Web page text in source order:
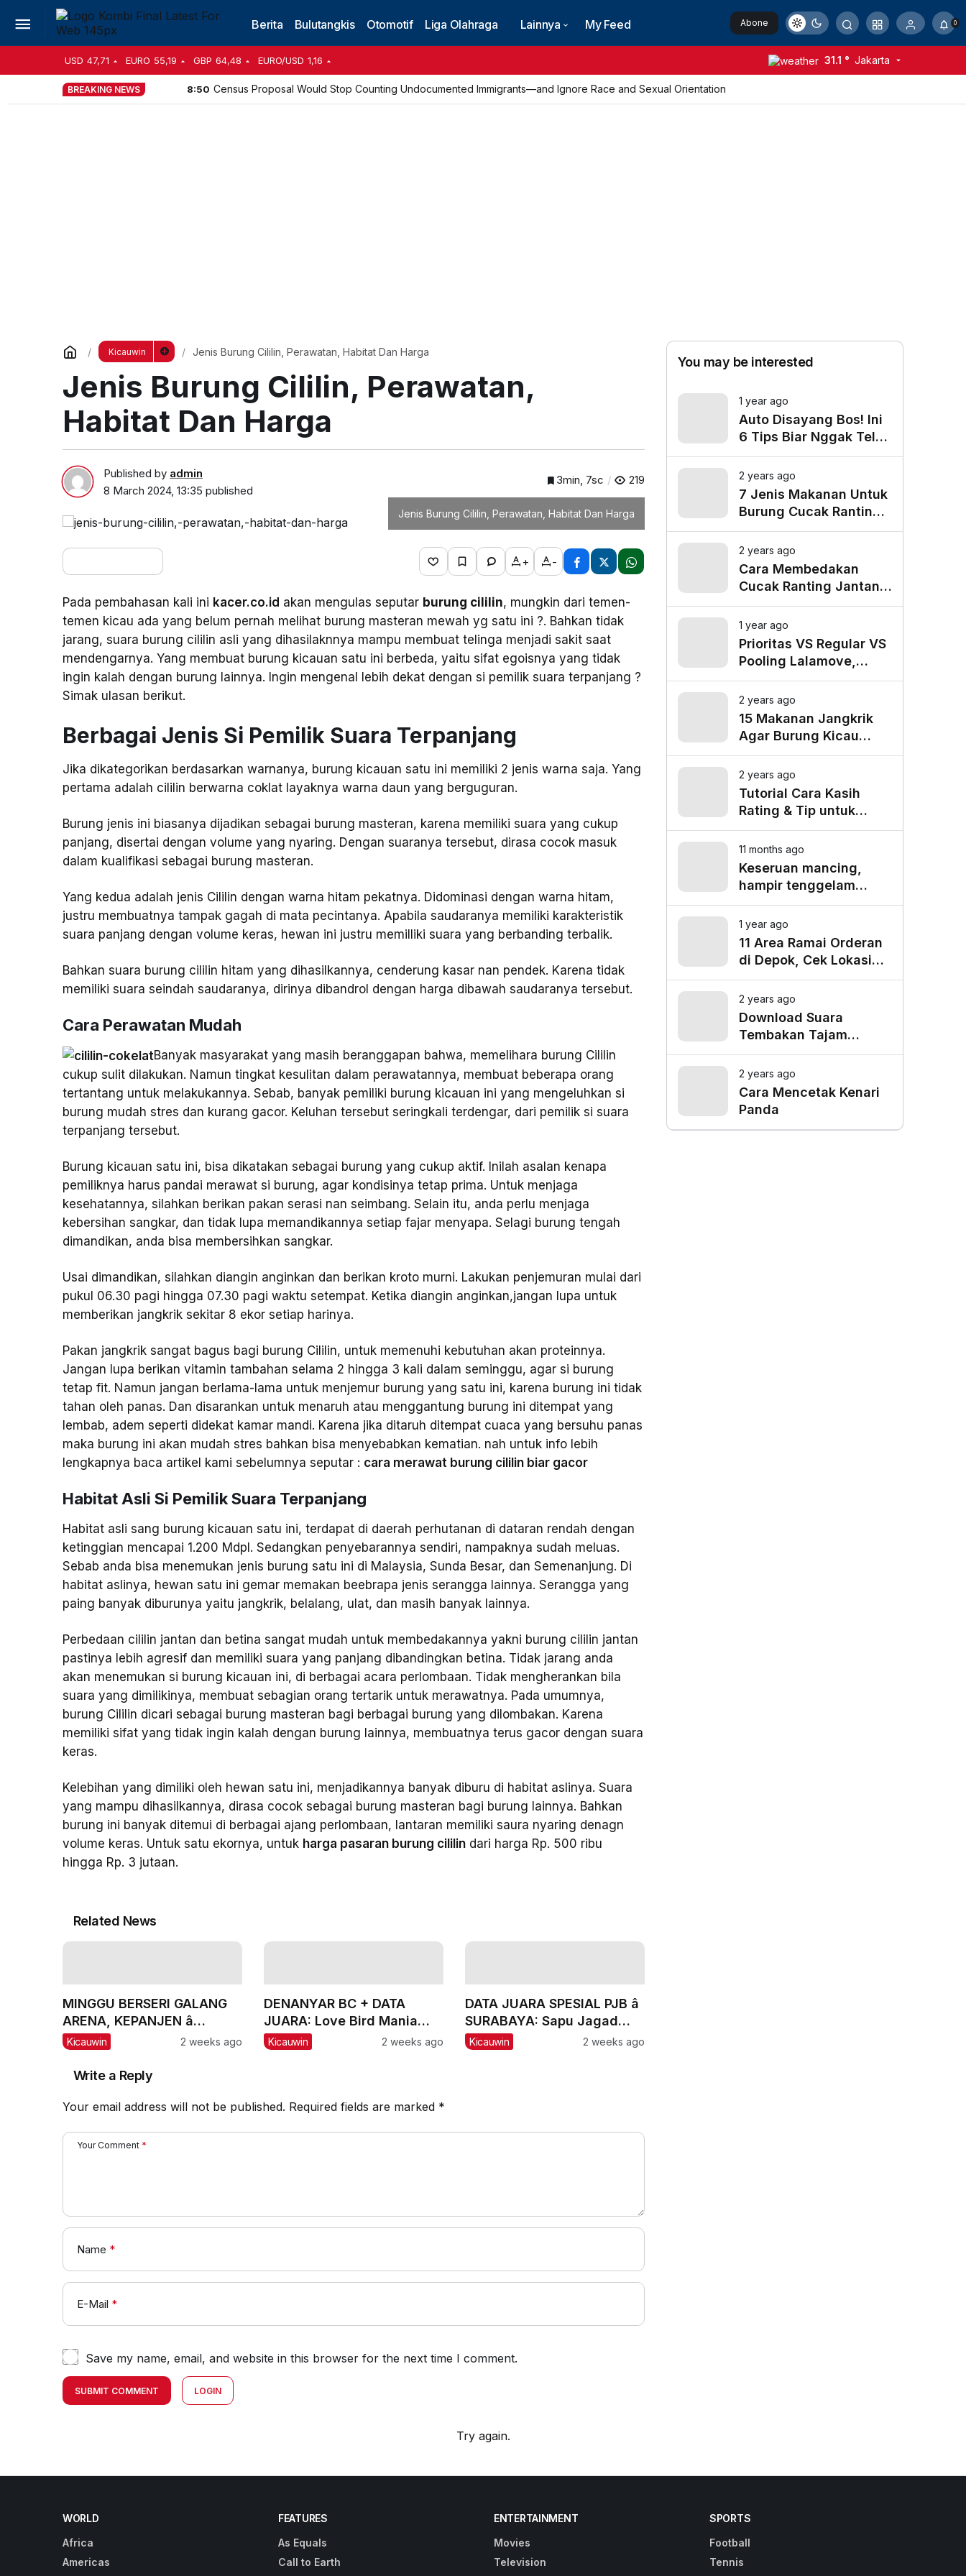
Berita Bulutangkis Otomotif Liga Olahraga Lainnya My Feed Abone
Ol
0
USD 47,71 EURO 55,19 GBP 64,48 EURO/USD 1,16 31.1 ° Jakarta
BREAKING NEWS 8:50 Census Proposal Would Stop Counting Undocumented Immigrants—and Ignore Race and Sexual Orientation
Kicauwin Jenis Burung Cililin, Perawatan, Habitat Dan Harga
Jenis Burung Cililin, Perawatan,
Habitat Dan Harga
Published by admin
8 March 2024, 13:35 published
3min, 7sc 219
Jenis Burung Cililin, Perawatan, Habitat Dan Harga
+ -
Pada pembahasan kali ini kacer.co.id akan mengulas seputar burung cililin, mungkin dari temen-
temen kicau ada yang belum pernah melihat burung masteran mewah yg satu ini ?. Bahkan tidak
jarang, suara burung cililin asli yang dihasilaknnya mampu membuat telinga menjadi sakit saat
mendengarnya. Yang membuat burung kicauan satu ini berbeda, yaitu sifat egoisnya yang tidak
ingin kalah dengan burung lainnya. Ingin mengenal lebih dekat dengan si pemilik suara terpanjang ?
Simak ulasan berikut.
Berbagai Jenis Si Pemilik Suara Terpanjang
Jika dikategorikan berdasarkan warnanya, burung kicauan satu ini memiliki 2 jenis warna saja. Yang
pertama adalah cililin berwarna coklat layaknya warna daun yang berguguran.
Burung jenis ini biasanya dijadikan sebagai burung masteran, karena memiliki suara yang cukup
panjang, disertai dengan volume yang nyaring. Dengan suaranya tersebut, dirasa cocok masuk
dalam kualifikasi sebagai burung masteran.
Yang kedua adalah jenis Cililin dengan warna hitam pekatnya. Didominasi dengan warna hitam,
justru membuatnya tampak gagah di mata pecintanya. Apabila saudaranya memiliki karakteristik
suara panjang dengan volume keras, hewan ini justru memilliki suara yang berbanding terbalik.
Bahkan suara burung cililin hitam yang dihasilkannya, cenderung kasar nan pendek. Karena tidak
memiliki suara seindah saudaranya, dirinya dibandrol dengan harga dibawah saudaranya tersebut.
Cara Perawatan Mudah
Banyak masyarakat yang masih beranggapan bahwa, memelihara burung Cililin
cukup sulit dilakukan. Namun tingkat kesulitan dalam perawatannya, membuat beberapa orang
tertantang untuk melakukannya. Sebab, banyak pemiliki burung kicauan ini yang mengeluhkan si
burung mudah stres dan kurang gacor. Keluhan tersebut seringkali terdengar, dari pemilik si suara
terpanjang tersebut.
Burung kicauan satu ini, bisa dikatakan sebagai burung yang cukup aktif. Inilah asalan kenapa
pemiliknya harus pandai merawat si burung, agar kondisinya tetap prima. Untuk menjaga
kesehatannya, silahkan berikan pakan serasi nan seimbang. Selain itu, anda perlu menjaga
kebersihan sangkar, dan tidak lupa memandikannya setiap fajar menyapa. Selagi burung tengah
dimandikan, anda bisa membersihkan sangkar.
Usai dimandikan, silahkan diangin anginkan dan berikan kroto murni. Lakukan penjemuran mulai dari
pukul 06.30 pagi hingga 07.30 pagi waktu setempat. Ketika diangin anginkan,jangan lupa untuk
memberikan jangkrik sekitar 8 ekor setiap harinya.
Pakan jangkrik sangat bagus bagi burung Cililin, untuk memenuhi kebutuhan akan proteinnya.
Jangan lupa berikan vitamin tambahan selama 2 hingga 3 kali dalam seminggu, agar si burung
tetap fit. Namun jangan berlama-lama untuk menjemur burung yang satu ini, karena burung ini tidak
tahan oleh panas. Dan disarankan untuk menaruh atau menggantung burung ini ditempat yang
lembab, adem seperti didekat kamar mandi. Karena jika ditaruh ditempat cuaca yang bersuhu panas
maka burung ini akan mudah stres bahkan bisa menyebabkan kematian. nah untuk info lebih
lengkapnya baca artikel kami sebelumnya seputar : cara merawat burung cililin biar gacor
Habitat Asli Si Pemilik Suara Terpanjang
Habitat asli sang burung kicauan satu ini, terdapat di daerah perhutanan di dataran rendah dengan
ketinggian mencapai 1.200 Mdpl. Sedangkan penyebarannya sendiri, nampaknya sudah meluas.
Sebab anda bisa menemukan jenis burung satu ini di Malaysia, Sunda Besar, dan Semenanjung. Di
habitat aslinya, hewan satu ini gemar memakan beebrapa jenis serangga lainnya. Serangga yang
paing banyak diburunya yaitu jangkrik, belalang, ulat, dan masih banyak lainnya.
Perbedaan cililin jantan dan betina sangat mudah untuk membedakannya yakni burung cililin jantan
pastinya lebih agresif dan memiliki suara yang panjang dibandingkan betina. Tidak jarang anda
akan menemukan si burung kicauan ini, di berbagai acara perlombaan. Tidak mengherankan bila
suara yang dimilikinya, membuat sebagian orang tertarik untuk merawatnya. Pada umumnya,
burung Cililin dicari sebagai burung masteran bagi berbagai burung yang dilombakan. Karena
memiliki sifat yang tidak ingin kalah dengan burung lainnya, membuatnya terus gacor dengan suara
keras.
Kelebihan yang dimiliki oleh hewan satu ini, menjadikannya banyak diburu di habitat aslinya. Suara
yang mampu dihasilkannya, dirasa cocok sebagai burung masteran bagi burung lainnya. Bahkan
burung ini banyak ditemui di berbagai ajang perlombaan, lantaran memiliki saura nyaring denagn
volume keras. Untuk satu ekornya, untuk harga pasaran burung cililin dari harga Rp. 500 ribu
hingga Rp. 3 jutaan.
Related News
MINGGU BERSERI GALANG
ARENA, KEPANJEN â
MALANG, #2: CH Lexus dan
Messi Naik Peringkat
Kicauwin 2 weeks ago
DENANYAR BC + DATA
JUARA: Love Bird Mania
Incar Piala Mandor
Kicauwin 2 weeks ago
DATA JUARA SPESIAL PJB â
SURABAYA: Sapu Jagad
Nyaris Meraih Hatrik
Kicauwin 2 weeks ago
Write a Reply
Your email address will not be published. Required fields are marked *
Your Comment *
Name *
E-Mail *
Save my name, email, and website in this browser for the next time I comment.
SUBMIT COMMENT LOGIN
You may be interested
1 year ago
Auto Disayang Bos! Ini
6 Tips Biar Nggak Telat
Datang ke Kantor
2 years ago
7 Jenis Makanan Untuk
Burung Cucak Ranting
Agar Gacor
2 years ago
Cara Membedakan
Cucak Ranting Jantan
Dan Betina
1 year ago
Prioritas VS Regular VS
Pooling Lalamove,
Mana yang Paling
Cocok untuk Kebutuhan
Anda?
2 years ago
15 Makanan Jangkrik
Agar Burung Kicau
Tampil Maksimal
2 years ago
Tutorial Cara Kasih
Rating & Tip untuk
Driver Lalamove Ride
11 months ago
Keseruan mancing,
hampir tenggelam
gara-gara belut besar
1 year ago
11 Area Ramai Orderan
di Depok, Cek Lokasi
Favorit untuk Mangkal
Driver Online
2 years ago
Download Suara
Tembakan Tajam
Burung Siri Siri Gacor
Mp3
2 years ago
Cara Mencetak Kenari
Panda
Try again.
WORLD
Africa
Americas
FEATURES
As Equals
Call to Earth
ENTERTAINMENT
Movies
Television
SPORTS
Football
Tennis